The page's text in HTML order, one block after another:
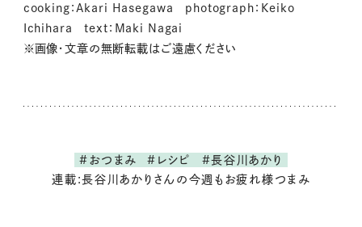
cooking：Akari Hasegawa photograph：Keiko
Ichihara text：Maki Nagai
※画像・文章の無断転載はご遠慮ください
#おつまみ #レシピ
#長谷川あかり
連載:長谷川あかりさんの今週もお疲れ様つまみ